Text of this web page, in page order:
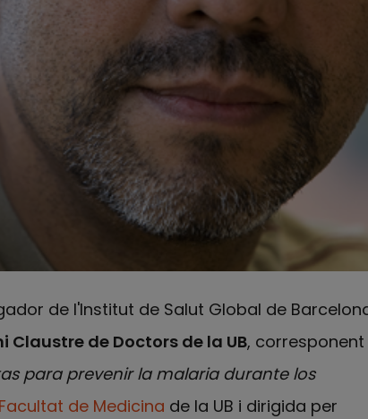
de l'Institut de Salut Global de
Claustre de Doctors de la UB, corresponent
para prevenir la malaria durante los
Facultat de Medicina de la UB i dirigida per